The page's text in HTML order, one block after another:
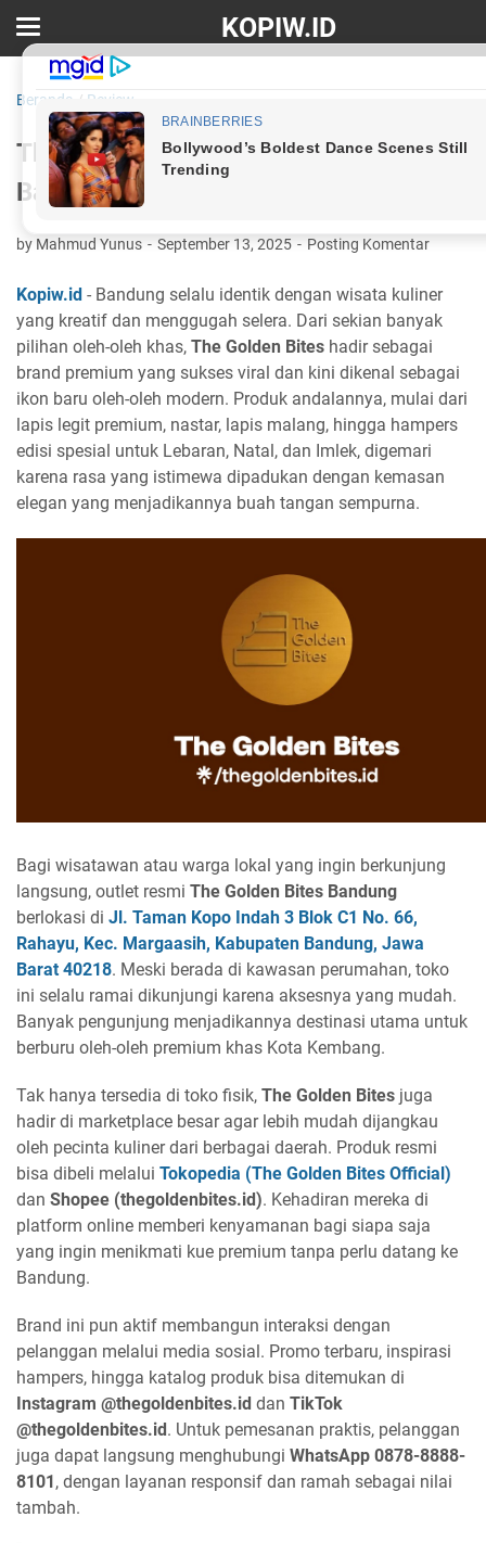
KOPIW.ID
Beranda / Review
The Golden Bites: Oleh-Oleh Premium
Bandung yang Jadi Favorit Wisatawan
by Mahmud Yunus September 13, 2025 Posting Komentar
Kopiw.id - Bandung selalu identik dengan wisata kuliner
yang kreatif dan menggugah selera. Dari sekian banyak
pilihan oleh-oleh khas, The Golden Bites hadir sebagai
brand premium yang sukses viral dan kini dikenal sebagai
ikon baru oleh-oleh modern. Produk andalannya, mulai dari
lapis legit premium, nastar, lapis malang, hingga hampers
edisi spesial untuk Lebaran, Natal, dan Imlek, digemari
karena rasa yang istimewa dipadukan dengan kemasan
elegan yang menjadikannya buah tangan sempurna.
Bagi wisatawan atau warga lokal yang ingin berkunjung
langsung, outlet resmi The Golden Bites Bandung
berlokasi di Jl. Taman Kopo Indah 3 Blok C1 No. 66,
Rahayu, Kec. Margaasih, Kabupaten Bandung, Jawa
Barat 40218. Meski berada di kawasan perumahan, toko
ini selalu ramai dikunjungi karena aksesnya yang mudah.
Banyak pengunjung menjadikannya destinasi utama untuk
berburu oleh-oleh premium khas Kota Kembang.
Tak hanya tersedia di toko fisik, The Golden Bites juga
hadir di marketplace besar agar lebih mudah dijangkau
oleh pecinta kuliner dari berbagai daerah. Produk resmi
bisa dibeli melalui Tokopedia (The Golden Bites Official)
dan Shopee (thegoldenbites.id). Kehadiran mereka di
platform online memberi kenyamanan bagi siapa saja
yang ingin menikmati kue premium tanpa perlu datang ke
Bandung.
Brand ini pun aktif membangun interaksi dengan
pelanggan melalui media sosial. Promo terbaru, inspirasi
hampers, hingga katalog produk bisa ditemukan di
Instagram @thegoldenbites.id dan TikTok
@thegoldenbites.id. Untuk pemesanan praktis, pelanggan
juga dapat langsung menghubungi WhatsApp 0878-8888-
8101, dengan layanan responsif dan ramah sebagai nilai
tambah.